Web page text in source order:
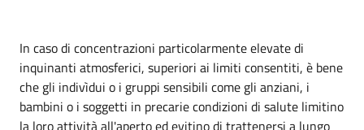
In caso di concentrazioni particolarmente elevate di
inquinanti atmosferici, superiori ai limiti consentiti, è bene
che gli indivìdui o i gruppi sensibili come gli anziani, i
bambini o i soggetti in precarie condizioni di salute limitino
la loro attività all'aperto ed evitino di trattenersi a lungo